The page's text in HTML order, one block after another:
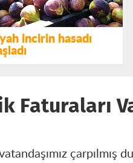
incirin hasadı
Faturaları
çarpılmış